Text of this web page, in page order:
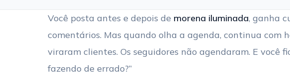
Você posta antes e depois de morena iluminada, ganha
comentários. Mas quando olha a agenda, continua com
viraram clientes. Os seguidores não agendaram. E você
fazendo de errado?”